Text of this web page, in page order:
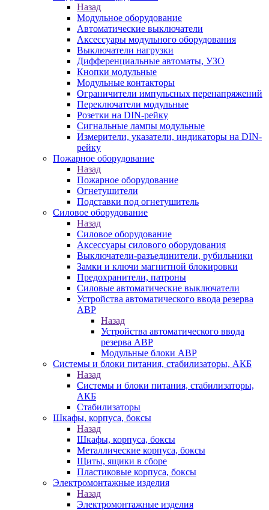
Назад
Модульное оборудование
Автоматические выключатели
Аксессуары модульного оборудования
Выключатели нагрузки
Дифференциальные автоматы, УЗО
Кнопки модульные
Модульные контакторы
Ограничители импульсных перенапряжений
Переключатели модульные
Розетки на DIN-рейку
Сигнальные лампы модульные
Измерители, указатели, индикаторы на DIN-
рейку
Пожарное оборудование
Назад
Пожарное оборудование
Огнетушители
Подставки под огнетушитель
Силовое оборудование
Назад
Силовое оборудование
Аксессуары силового оборудования
Выключатели-разъединители, рубильники
Замки и ключи магнитной блокировки
Предохранители, патроны
Силовые автоматические выключатели
Устройства автоматического ввода резерва
АВР
Назад
Устройства автоматического ввода
резерва АВР
Модульные блоки АВР
Системы и блоки питания, стабилизаторы, АКБ
Назад
Системы и блоки питания, стабилизаторы,
АКБ
Стабилизаторы
Шкафы, корпуса, боксы
Назад
Шкафы, корпуса, боксы
Металлические корпуса, боксы
Щиты, ящики в сборе
Пластиковые корпуса, боксы
Электромонтажные изделия
Назад
Электромонтажные изделия